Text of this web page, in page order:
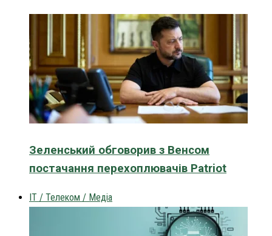
Зеленський обговорив з Венсом
постачання перехоплювачів Patriot
IT / Телеком / Медіа